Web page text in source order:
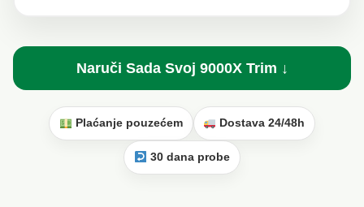
Naruči Sada Svoj 9000X Trim ↓
Plaćanje pouzećem Dostava 24/48h
30 dana probe